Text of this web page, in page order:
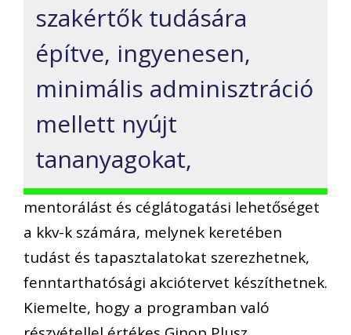
szakértők tudására
építve, ingyenesen,
minimális adminisztráció
mellett nyújt
tananyagokat,
mentorálást és céglátogatási lehetőséget
a kkv-k számára, melynek keretében
tudást és tapasztalatokat szerezhetnek,
fenntarthatósági akciótervet készíthetnek.
Kiemelte, hogy a programban való